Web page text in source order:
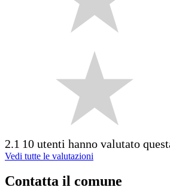
2.1 10 utenti hanno valutato
Vedi tutte le valutazioni
Contatta il comune